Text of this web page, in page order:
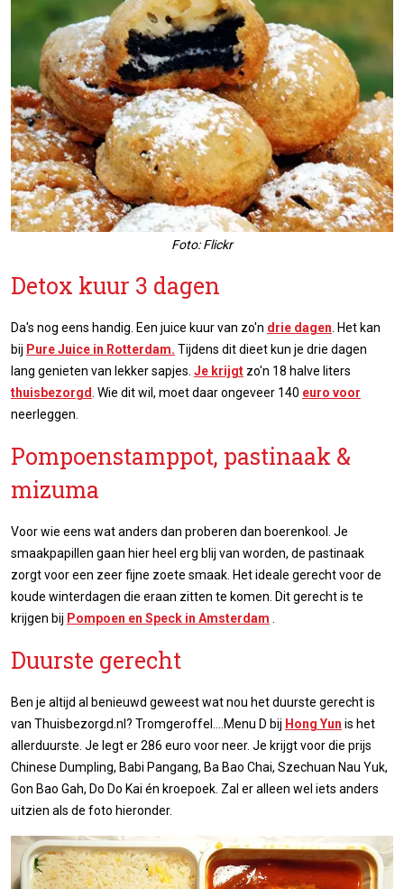
Foto: Flickr
Detox kuur 3 dagen
Da's nog eens handig. Een juice kuur van zo'n drie dagen. Het kan
bij Pure Juice in Rotterdam. Tijdens dit dieet kun je drie dagen
lang genieten van lekker sapjes. Je krijgt zo'n 18 halve liters
thuisbezorgd. Wie dit wil, moet daar ongeveer 140 euro voor
neerleggen.
Pompoenstamppot, pastinaak &
mizuma
Voor wie eens wat anders dan proberen dan boerenkool. Je
smaakpapillen gaan hier heel erg blij van worden, de pastinaak
zorgt voor een zeer fijne zoete smaak. Het ideale gerecht voor de
koude winterdagen die eraan zitten te komen. Dit gerecht is te
krijgen bij Pompoen en Speck in Amsterdam .
Duurste gerecht
Ben je altijd al benieuwd geweest wat nou het duurste gerecht is
van Thuisbezorgd.nl? Tromgeroffel....Menu D bij Hong Yun is het
allerduurste. Je legt er 286 euro voor neer. Je krijgt voor die prijs
Chinese Dumpling, Babi Pangang, Ba Bao Chai, Szechuan Nau Yuk,
Gon Bao Gah, Do Do Kai én kroepoek. Zal er alleen wel iets anders
uitzien als de foto hieronder.